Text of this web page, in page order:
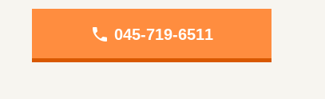
phone 045-719-6511